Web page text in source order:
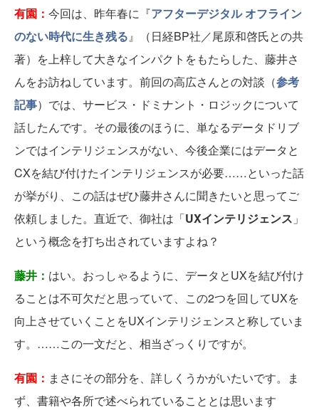
有園： 今回は、昨年春に『アフターデジタル オフライン
のない時代に生き残る』（日経BP社／尾原和啓氏との共
著）を上梓して大きなインパクトをもたらした、藤井さ
んをお訪ねしています。前回の高広さんとの対談（参考
記事）では、サービス・ドミナント・ロジックについて
話したんです。その最後のほうに、単なるデータドリブ
ンではインテリジェンスがない、今後企業にはデータと
CXを結び付けたインテリジェンスが必要……といった話
が挙がり、この話はぜひ藤井さんに聞きたいと思ってご
依頼しました。直近で、御社は「UXインテリジェンス 」
という概念を打ち出されていますよね？
藤井： はい。おっしゃるように、データとUXを結び付け
ることは不可欠だと思っていて、この2つを回してUXを
向上させていくことをUXインテリジェンスと称していま
す。……この一文だと、相当ざっくりですが。
有園： まさにその部分を、詳しくうかがいたいです。ま
ず、書籍や各所で述べられていることとは思います